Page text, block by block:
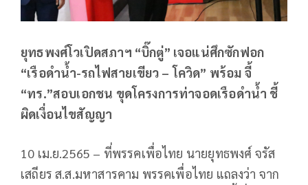
ยุทธพงศ์โวเปิดสภาฯ “บิ๊กตู่” เจอแน่ศึกซักฟอก
“เรือดำน้ำ-รถไฟสายเขียว – โควิด” พร้อม จี้
“ทร.”สอบเอกชน ขุดโครงการท่าจอดเรือดำน้ำ ชี้
ผิดเงื่อนไขสัญญา
10 เม.ย.2565 – ที่พรรคเพื่อไทย นายยุทธพงศ์ จรัส
เสถียร ส.ส.มหาสารคาม พรรคเพื่อไทย แถลงว่า จาก